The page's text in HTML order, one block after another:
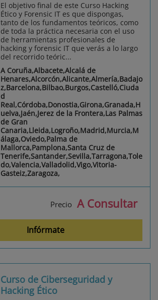
El objetivo final de este Curso Hacking
Ético y Forensic IT es que dispongas,
tanto de los fundamentos teóricos, como
de toda la práctica necesaria con el uso
de herramientas profesionales de
hacking y forensic IT que verás a lo largo
del recorrido teóric...
A Coruña,Albacete,Alcalá de
Henares,Alcorcón,Alicante,Almería,Badajo
z,Barcelona,Bilbao,Burgos,Castelló,Ciuda
d
Real,Córdoba,Donostia,Girona,Granada,H
uelva,Jaén,Jerez de la Frontera,Las Palmas
de Gran
Canaria,Lleida,Logroño,Madrid,Murcia,M
álaga,Oviedo,Palma de
Mallorca,Pamplona,Santa Cruz de
Tenerife,Santander,Sevilla,Tarragona,Tole
do,Valencia,Valladolid,Vigo,Vitoria-
Gasteiz,Zaragoza,
Precio A Consultar
Infórmate
Curso de Ciberseguridad y
Hacking Ético